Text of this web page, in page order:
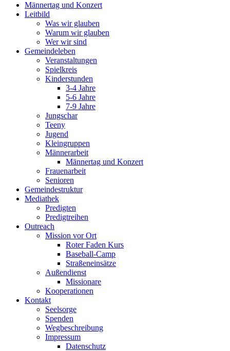
Männertag und Konzert
Leitbild
Was wir glauben
Warum wir glauben
Wer wir sind
Gemeindeleben
Veranstaltungen
Spielkreis
Kinderstunden
3-4 Jahre
5-6 Jahre
7-9 Jahre
Jungschar
Teeny
Jugend
Kleingruppen
Männerarbeit
Männertag und Konzert
Frauenarbeit
Senioren
Gemeindestruktur
Mediathek
Predigten
Predigtreihen
Outreach
Mission vor Ort
Roter Faden Kurs
Baseball-Camp
Straßeneinsätze
Außendienst
Missionare
Kooperationen
Kontakt
Seelsorge
Spenden
Wegbeschreibung
Impressum
Datenschutz